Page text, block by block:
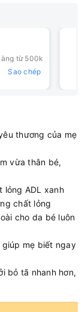
từ 500k
Sao chép
thương của mẹ
vừa thân bé,
lỏng ADL xanh
chất lỏng
cho da bé luôn
mẹ biết ngay
bỏ tã nhanh hơn,